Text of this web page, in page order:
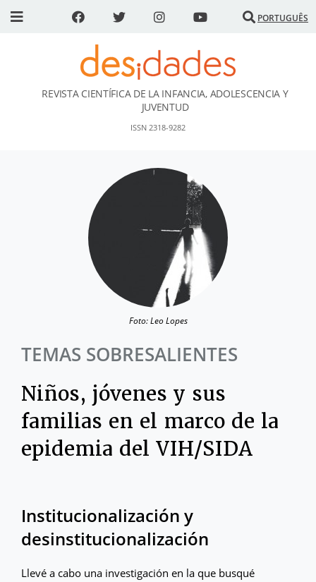
PORTUGUÊS
DESidades
REVISTA CIENTÍFICA DE LA INFANCIA, ADOLESCENCIA Y
JUVENTUD
ISSN 2318-9282
Foto: Leo Lopes
TEMAS SOBRESALIENTES
Niños, jóvenes y sus
familias en el marco de la
epidemia del VIH/SIDA
Institucionalización y
desinstitucionalización
Llevé a cabo una investigación en la que busqué